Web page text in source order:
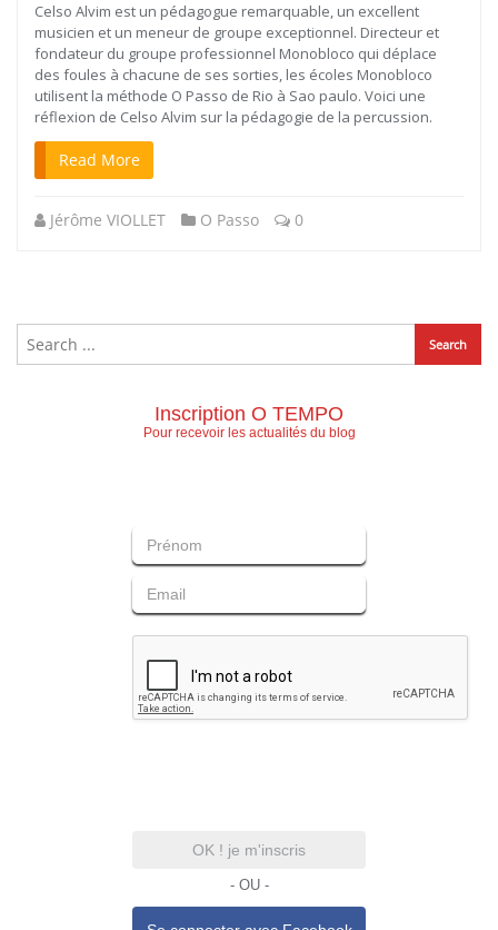
Celso Alvim est un pédagogue remarquable, un excellent
musicien et un meneur de groupe exceptionnel. Directeur et
fondateur du groupe professionnel Monobloco qui déplace
des foules à chacune de ses sorties, les écoles Monobloco
utilisent la méthode O Passo de Rio à Sao paulo. Voici une
réflexion de Celso Alvim sur la pédagogie de la percussion.
Read More
Jérôme VIOLLET O Passo 0
Inscription O TEMPO
Pour recevoir les actualités du blog
OK ! je m'inscris
- OU -